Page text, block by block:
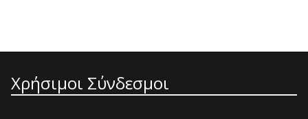
Χρήσιμοι Σύνδεσμοι